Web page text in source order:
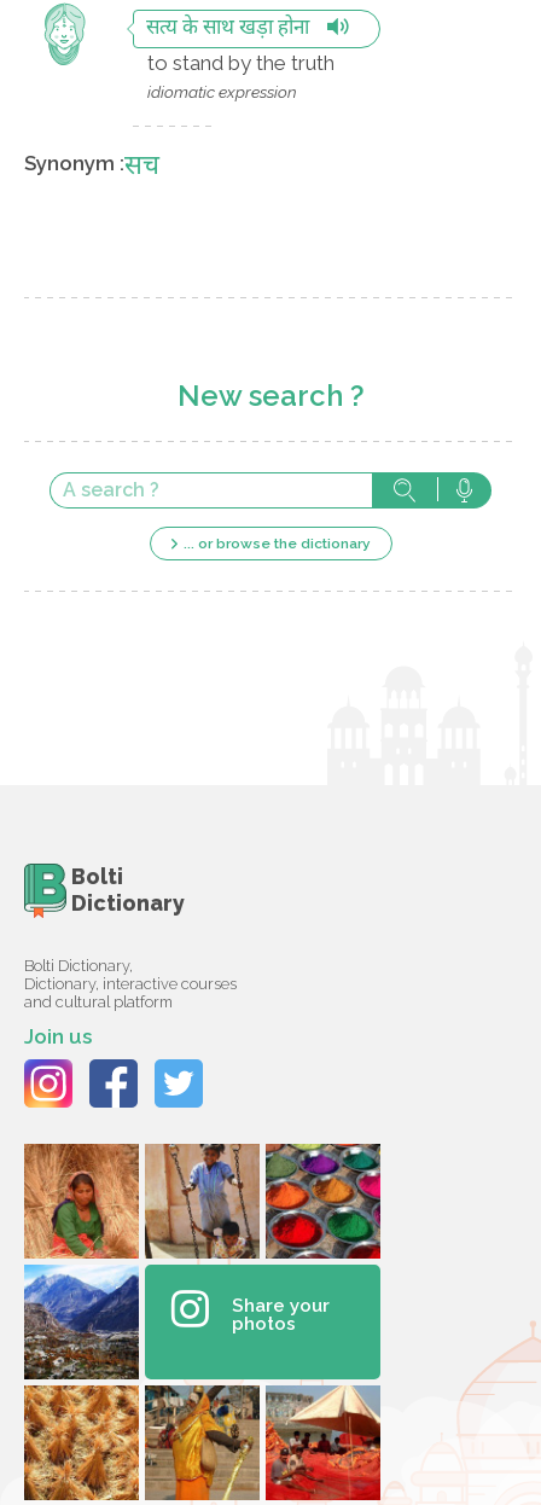
सत्य के साथ खड़ा होना
to stand by the truth
idiomatic expression
Synonym :सच
New search ?
... or browse the dictionary
Bolti
Dictionary
Bolti Dictionary,
Dictionary, interactive courses
and cultural platform
Join us
Share your
photos